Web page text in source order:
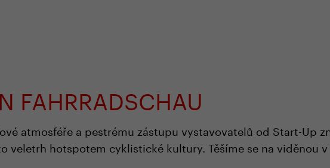
FAHRRADSCHAU
atmosféře a pestrému zástupu vystavovatelů od Start-Up
veletrh hotspotem cyklistické kultury. Těšíme se na viděnou v